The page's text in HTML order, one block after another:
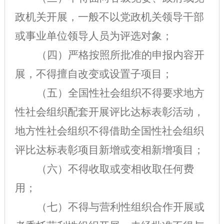
政机关开展，一般不以党政机关领导干部
或事业单位领导人员为评选对象；
（四）严格按照所批准的申报内容开
展，不得擅自改变或设置子项目；
（五）全国性社会组织不得要求地方
性社会组织配套开展评比达标表彰活动，
地方性社会组织不得借助全国性社会组织
评比达标表彰项目新增或变相新增项目；
（六）不得收取或变相收取任何费
用；
（七）不得与营利性组织合作开展或